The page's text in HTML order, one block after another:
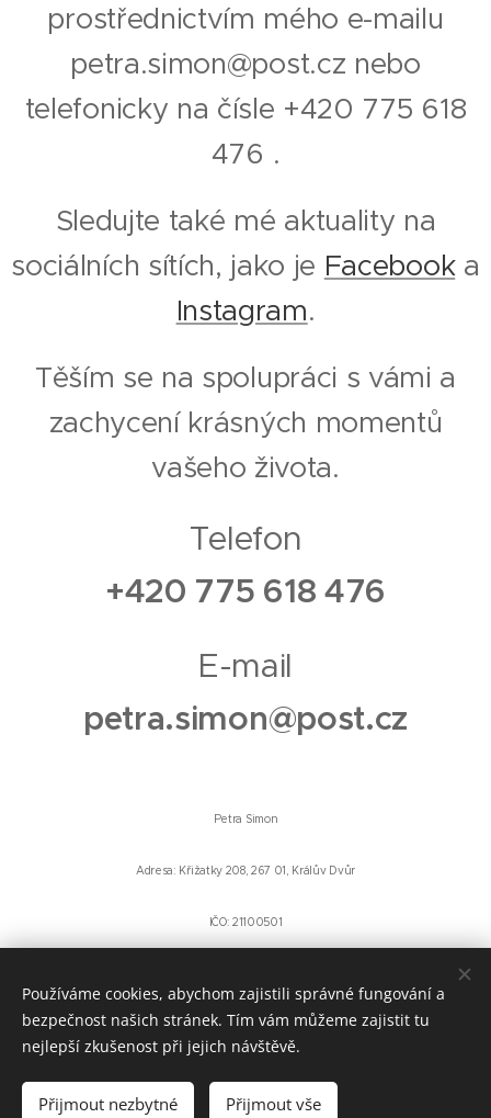
prostřednictvím mého e-mailu
petra.simon@post.cz nebo
telefonicky na čísle +420 775 618
476 .
Sledujte také mé aktuality na
sociálních sítích, jako je Facebooka
Instagram.
Těším se na spolupráci s vámi a
zachycení krásných momentů
vašeho života.
Telefon
+420 775 618 476
E-mail
petra.simon@post.cz
Petra Simon
Adresa: Křižatky 208, 267 01, Králův Dvůr
IČO: 21100501
Používáme cookies, abychom zajistili správné fungování a
bezpečnost našich stránek. Tím vám můžeme zajistit tu
nejlepší zkušenost při jejich návštěvě.
Přijmout nezbytné Přijmout vše